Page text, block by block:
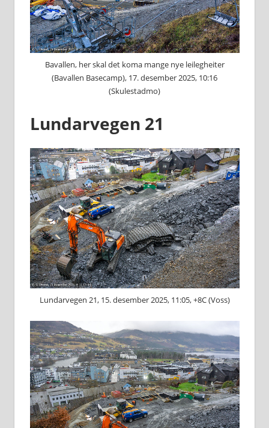
Bavallen, her skal det koma mange nye leilegheiter
(Bavallen Basecamp), 17. desember 2025, 10:16
(Skulestadmo)
Lundarvegen 21
Lundarvegen 21, 15. desember 2025, 11:05, +8C (Voss)